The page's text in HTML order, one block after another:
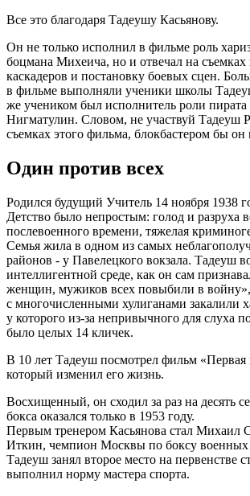
Все это благодаря Тадеушу Касьянову.
Он не только исполнил в фильме роль
боцмана Михеича, но и отвечал на съемках
каскадеров и постановку боевых сцен.
в фильме выполняли ученики школы
же учеником был исполнитель роли пирата
Нигматулин. Словом, не участвуй Тадеуш
съемках этого фильма, блокбастером бы он
Один против всех
Родился будущий Учитель 14 ноября 1938
Детство было непростым: голод и разруха
послевоенного времени, тяжелая
Семья жила в одном из самых
районов - у Павелецкого вокзала. Тадеуш
интеллигентной среде, как он сам
женщин, мужиков всех повыбили в
с многочисленными хулиганами закалили
у которого из-за непривычного для слуха
было целых 14 кличек.
В 10 лет Тадеуш посмотрел фильм «Первая
который изменил его жизнь.
Восхищенный, он сходил за раз на десять
бокса оказался только в 1953 году.
Первым тренером Касьянова стал Михаил
Иткин, чемпион Москвы по боксу военных
Тадеуш занял второе место на первенстве
выполнил норму мастера спорта.